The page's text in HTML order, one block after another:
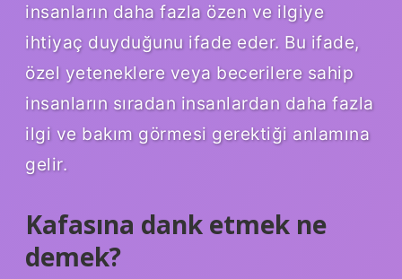
insanların daha fazla özen ve ilgiye
ihtiyaç duyduğunu ifade eder. Bu ifade,
özel yeteneklere veya becerilere sahip
insanların sıradan insanlardan daha fazla
ilgi ve bakım görmesi gerektiği anlamına
gelir.
Kafasına dank etmek ne
demek?